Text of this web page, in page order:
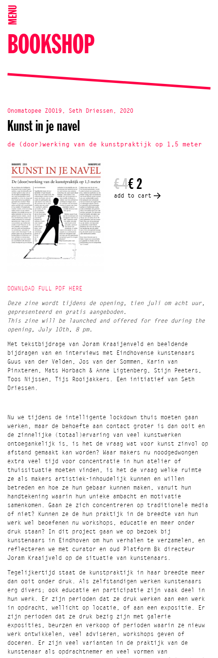
MENU
BOOKSHOP
Onomatopee Z0019, Seth Driessen, 2020
Kunst in je navel
de (door)werking van de kunstpraktijk op 1,5 meter
€ 4€ 2
add to cart
DOWNLOAD FULL PDF HERE
Deze zine wordt tijdens de opening, tien juli om acht uur,
gepresenteerd en gratis aangeboden.
This zine will be launched and offered for free during the
opening, July 10th, 8 pm.
Met tekstbijdrage van Joram Kraaijenveld en beeldende
bijdragen van en interviews met Eindhovense kunstenaars
Guus van der Velden, Jos van der Sommen, Karin van
Pinxteren, Mats Horbach & Anne Ligtenberg, Stijn Peeters,
Toos Nijssen, Tijs Rooijakkers. Een initiatief van Seth
Driessen.
Nu we tijdens de intelligente lockdown thuis moeten gaan
werken, maar de behoefte aan contact groter is dan ooit en
de zinnelijke (totaal)ervaring van veel kunstwerken
ontoegankelijk is, is het de vraag wat voor kunst zinvol op
afstand gemaakt kan worden? Waar makers nu noodgedwongen
extra veel tijd voor concentratie in hun atelier of
thuissituatie moeten vinden, is het de vraag welke ruimte
ze als makers artistiek-inhoudelijk kunnen en willen
betreden en hoe ze hun gebaar kunnen maken, vanuit hun
handtekening waarin hun unieke ambacht en motivatie
samenkomen. Gaan ze zich concentreren op traditionele media
of niet? Kunnen ze de hun praktijk in de breedte van hun
werk wel beoefenen nu workshops, educatie en meer onder
druk staan? In dit project gaan we op bezoek bij
kunstenaars in Eindhoven om hun verhalen te verzamelen, en
reflecteren we met curator en oud Platform Bk directeur
Joram Kraaijveld op de situatie van kunstenaars.
Tegelijkertijd staat de kunstpraktijk in haar breedte meer
dan ooit onder druk. Als zelfstandigen werken kunstenaars
erg divers; ook educatie en participatie zijn vaak deel in
hun werk. Er zijn perioden dat ze druk werken aan een werk
in opdracht, wellicht op locatie, of aan een expositie. Er
zijn perioden dat ze druk bezig zijn met galerie
exposities, beurzen en verkoop of perioden waarin ze nieuw
werk ontwikkelen, veel adviseren, workshops geven of
doceren. Er zijn veel varianten in de praktijk van de
kunstenaar als opdrachtnemer en veel vormen van